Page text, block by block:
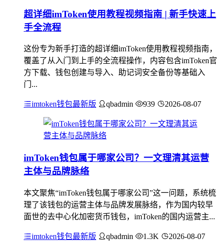
超详细imToken使用教程视频指南 | 新手快速上
手全流程
这份专为新手打造的超详细imToken使用教程视频指南，
覆盖了从入门到上手的全流程操作，内容包含imToken官
方下载、钱包创建与导入、助记词安全备份等基础入
门...
imtoken钱包最新版 qbadmin 939 2026-08-07
imToken钱包属于哪家公司？一文理清其运营
主体与品牌脉络
本文聚焦“imToken钱包属于哪家公司”这一问题，系统梳
理了该钱包的运营主体与品牌发展脉络，作为国内较早
面世的去中心化加密货币钱包，imToken的国内运营主...
imtoken钱包最新版 qbadmin 1.3K 2026-08-07